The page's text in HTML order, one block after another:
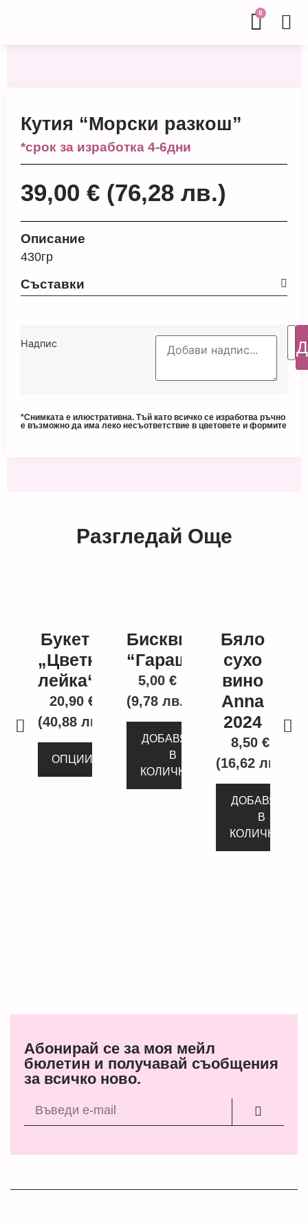
0
Кутия “Морски разкош”
*срок за изработка 4-6дни
39,00 € (76,28 лв.)
Описание
430гр
Съставки
Надпис
*Снимката е илюстративна. Тъй като всичко се изработва ръчно
е възможно да има леко несъответствие в цветовете и формите
Разгледай Още
Букет
„Цветна
лейка“
20,90 €
(40,88 лв.)
ОПЦИИ
Бисквита
“Гараш”
5,00€
(9,78 лв.)
ДОБАВЯНЕ
В
КОЛИЧКАТА
Бяло
сухо
вино
Anna
2024
8,50€
(16,62 лв.)
ДОБАВЯНЕ
В
КОЛИЧКАТА
Абонирай се за моя мейл
бюлетин и получавай съобщения
за всичко ново.